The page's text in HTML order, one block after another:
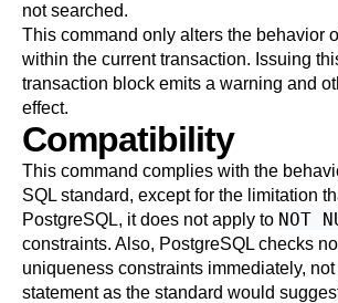
not searched.
This command only alters the behavior
within the current transaction. Issuing
transaction block emits a warning and
effect.
Compatibility
This command complies with the
SQL standard, except for the limitation
PostgreSQL, it does not apply to NOT
constraints. Also, PostgreSQL checks
uniqueness constraints immediately,
statement as the standard would